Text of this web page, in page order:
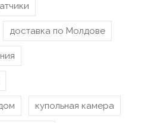
доставка по Молдове
купольная камера